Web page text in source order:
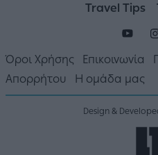
Travel Tips
Όροι Χρήσης Επικοινωνία
Απορρήτου
Η ομάδα μας
Design &